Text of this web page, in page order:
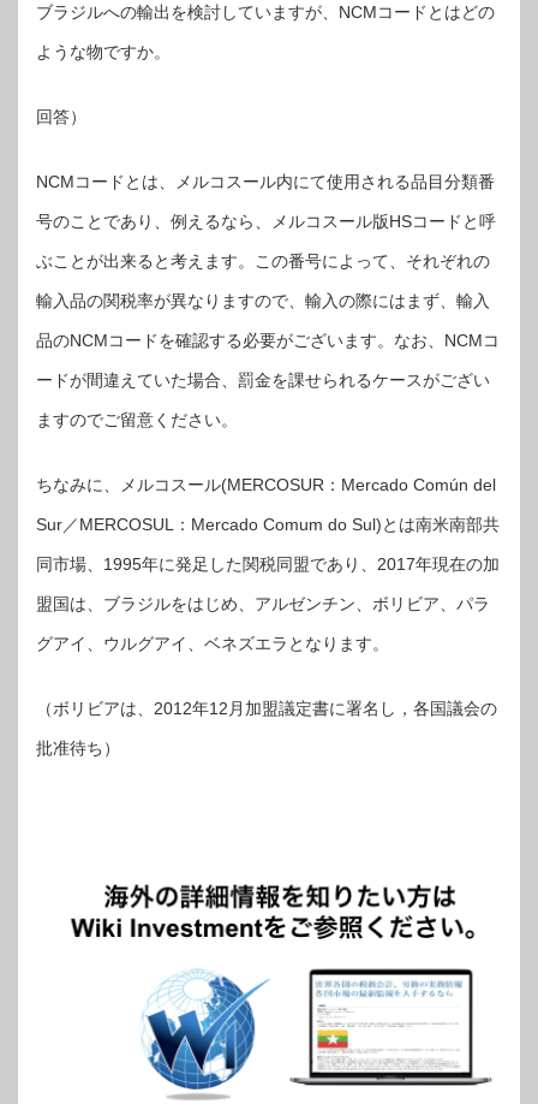
ブラジルへの輸出を検討していますが、NCMコードとはどの
ような物ですか。
回答）
NCMコードとは、メルコスール内にて使用される品目分類番
号のことであり、例えるなら、メルコスール版HSコードと呼
ぶことが出来ると考えます。この番号によって、それぞれの
輸入品の関税率が異なりますので、輸入の際にはまず、輸入
品のNCMコードを確認する必要がございます。なお、NCMコ
ードが間違えていた場合、罰金を課せられるケースがござい
ますのでご留意ください。
ちなみに、メルコスール(MERCOSUR：Mercado Común del
Sur／MERCOSUL：Mercado Comum do Sul)とは南米南部共
同市場、1995年に発足した関税同盟であり、2017年現在の加
盟国は、ブラジルをはじめ、アルゼンチン、ボリビア、パラ
グアイ、ウルグアイ、ベネズエラとなります。
（ボリビアは、2012年12月加盟議定書に署名し，各国議会の
批准待ち）